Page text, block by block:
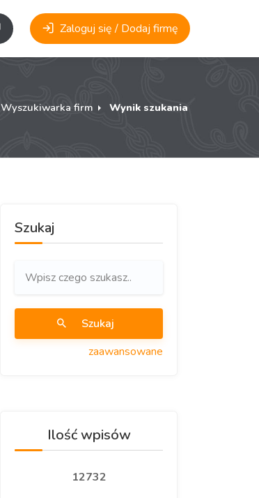
Zaloguj się / Dodaj firmę
Wyszukiwarka firm Wynik szukania
Szukaj
Szukaj
zaawansowane
Ilość wpisów
12732